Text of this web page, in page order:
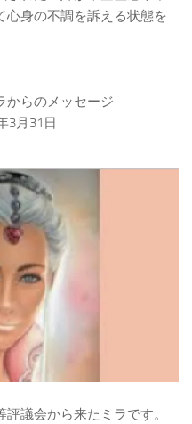
心身の不調を訴える状態を
からのメッセージ
3月31日
議会から来たミラです。